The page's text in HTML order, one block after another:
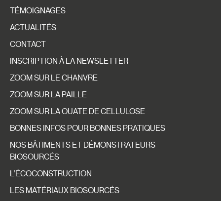
TÉMOIGNAGES
ACTUALITÉS
CONTACT
INSCRIPTION À LA NEWSLETTER
ZOOM SUR LE CHANVRE
ZOOM SUR LA PAILLE
ZOOM SUR LA OUATE DE CELLULOSE
BONNES INFOS POUR BONNES PRATIQUES
NOS BÂTIMENTS ET DÉMONSTRATEURS
BIOSOURCÉS
L’ÉCOCONSTRUCTION
LES MATÉRIAUX BIOSOURCÉS